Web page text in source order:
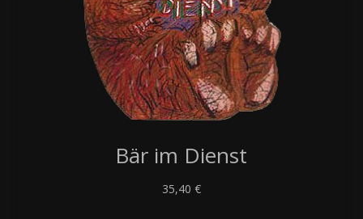
Bär im Dienst
35,40 €